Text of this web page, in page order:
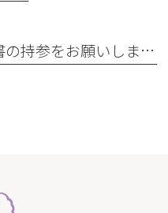
マイナ保険証か資格確認書の持参をお願いします